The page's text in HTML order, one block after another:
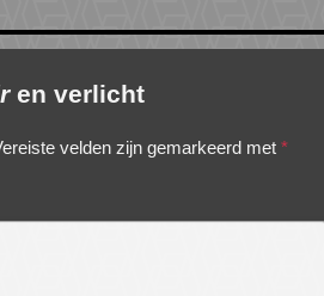
en verlicht
velden zijn gemarkeerd met *